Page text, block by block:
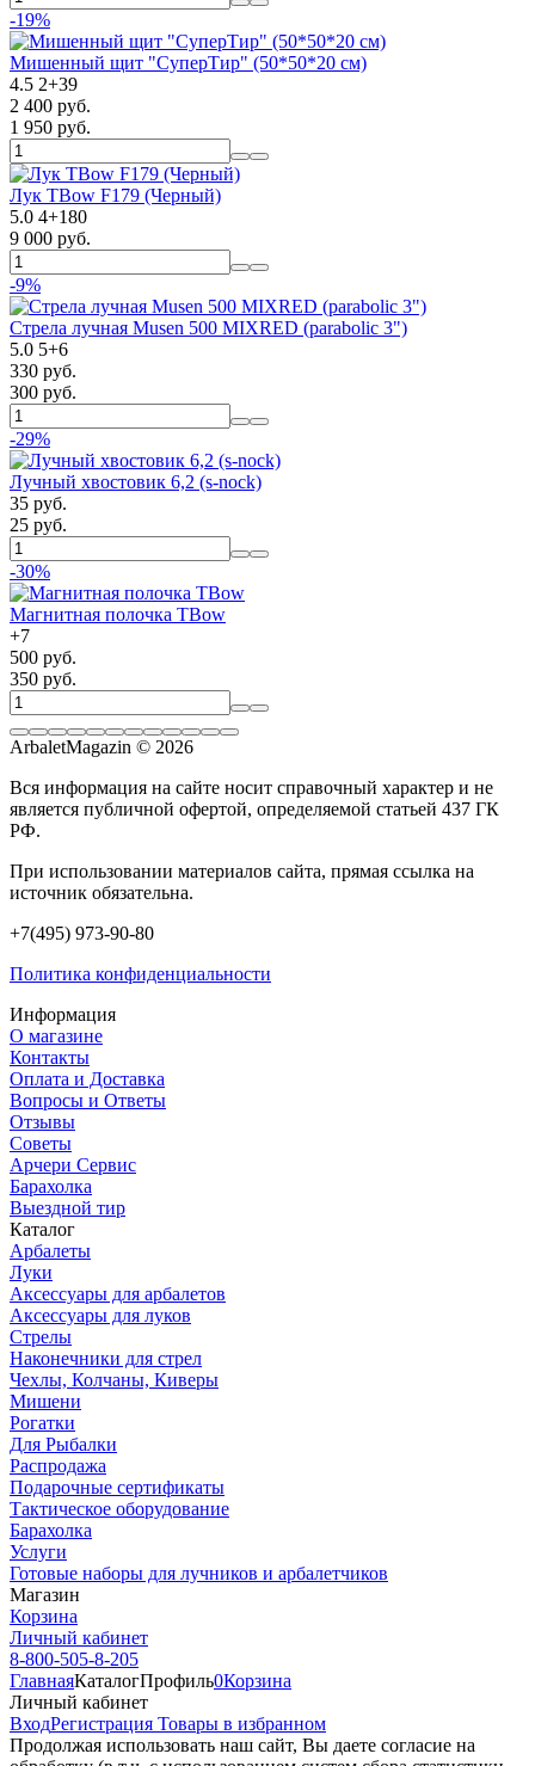
-19%
Мишенный щит "СуперТир" (50*50*20 см)
4.5 2+39
2 400 руб.
1 950 руб.
Лук TBow F179 (Черный)
5.0 4+180
9 000 руб.
-9%
Стрела лучная Musen 500 MIXRED (parabolic 3")
5.0 5+6
330 руб.
300 руб.
-29%
Лучный хвостовик 6,2 (s-nock)
35 руб.
25 руб.
-30%
Магнитная полочка TBow
+7
500 руб.
350 руб.
ArbaletMagazin © 2026
Вся информация на сайте носит справочный характер и не
является публичной офертой, определяемой статьей 437 ГК
РФ.
При использовании материалов сайта, прямая ссылка на
источник обязательна.
+7(495) 973-90-80
Политика конфиденциальности
Информация
О магазине
Контакты
Оплата и Доставка
Вопросы и Ответы
Отзывы
Советы
Арчери Сервис
Барахолка
Выездной тир
Каталог
Арбалеты
Луки
Аксессуары для арбалетов
Аксессуары для луков
Стрелы
Наконечники для стрел
Чехлы, Колчаны, Киверы
Мишени
Рогатки
Для Рыбалки
Распродажа
Подарочные сертификаты
Тактическое оборудование
Барахолка
Услуги
Готовые наборы для лучников и арбалетчиков
Магазин
Корзина
Личный кабинет
8-800-505-8-205
ГлавнаяКаталогПрофиль0Корзина
Личный кабинет
ВходРегистрация Товары в избранном
Продолжая использовать наш cайт, Вы даете согласие на